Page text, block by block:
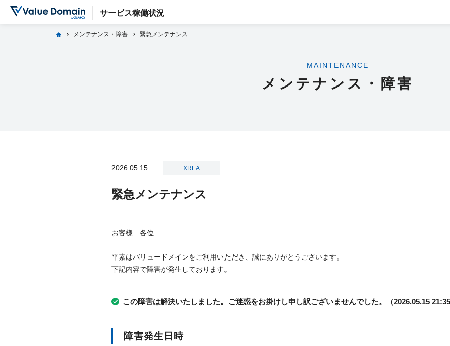
サービス稼働状況
homeメンテナンス・障害 緊急メンテナンス
MAINTENANCE
メンテナンス・障害
2026.05.15 XREA
緊急メンテナンス
お客様 各位
平素はバリュードメインをご利用いただき、誠にありがとうございます。
下記内容で障害が発生しております。
この障害は解決いたしました。ご迷惑をお掛けし申し訳ございませんでした。（2026.05.15
障害発生日時